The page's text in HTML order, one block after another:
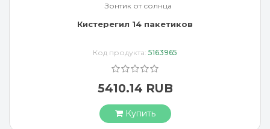
Зонтик от солнца
Кистерегил 14 пакетиков
Код продукта: 5163965
5410.14 RUB
Купить